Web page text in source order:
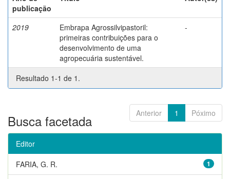
publicação
2019
Embrapa Agrossilvipastoril:
primeiras contribuições para o
desenvolvimento de uma
agropecuária sustentável.
-
Resultado 1-1 de 1.
Anterior 1 Póximo
Busca facetada
Editor
1
FARIA, G. R.